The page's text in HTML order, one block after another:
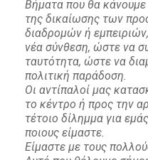
Βήματα που θα κάνουμε
της δικαίωσης των
διαδρομών ή
νέα σύνθεση, ώστε να
ταυτότητα, ώστε να
πολιτική παράδοση.
Οι αντίπαλοί μας
το κέντρο ή προς την
τέτοιο δίλημμα για
ποιους είμαστε.
Είμαστε με τους